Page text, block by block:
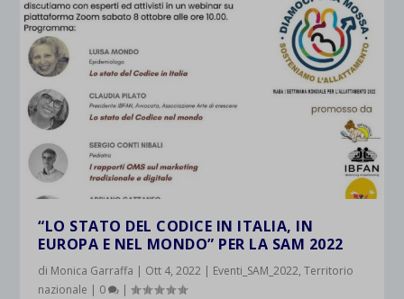
“LO STATO DEL CODICE IN ITALIA, IN
EUROPA E NEL MONDO” PER LA SAM 2022
di Monica Garraffa Ott 4, 2022 Eventi_SAM_2022,Territorio
nazionale
0 |